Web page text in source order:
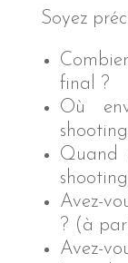
Soyez
final ?
Où
Quand
Avez-
? (à
Avez-